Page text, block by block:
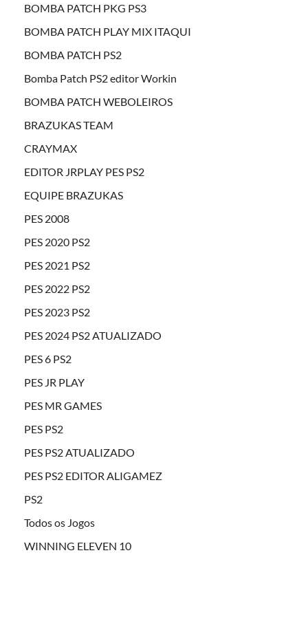
BOMBA PATCH PKG PS3
BOMBA PATCH PLAY MIX ITAQUI
BOMBA PATCH PS2
Bomba Patch PS2 editor Workin
BOMBA PATCH WEBOLEIROS
BRAZUKAS TEAM
CRAYMAX
EDITOR JRPLAY PES PS2
EQUIPE BRAZUKAS
PES 2008
PES 2020 PS2
PES 2021 PS2
PES 2022 PS2
PES 2023 PS2
PES 2024 PS2 ATUALIZADO
PES 6 PS2
PES JR PLAY
PES MR GAMES
PES PS2
PES PS2 ATUALIZADO
PES PS2 EDITOR ALIGAMEZ
PS2
Todos os Jogos
WINNING ELEVEN 10